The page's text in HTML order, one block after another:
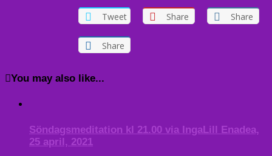
Tweet Share Share
Share
You may also like...
Söndagsmeditation kl 21.00 via IngaLill Enadea,
25 april, 2021